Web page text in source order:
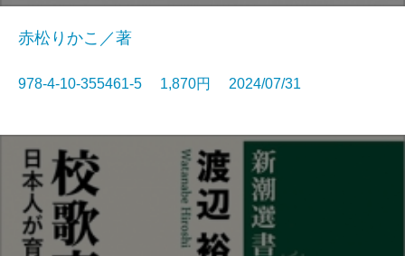
赤松りかこ／著
978-4-10-355461-5 1,870円 2024/07/31